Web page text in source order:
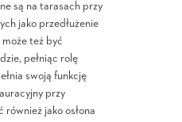
są na tarasach przy
jako przedłużenie
też być
pełniąc rolę
swoją funkcję
przy
również jako osłona